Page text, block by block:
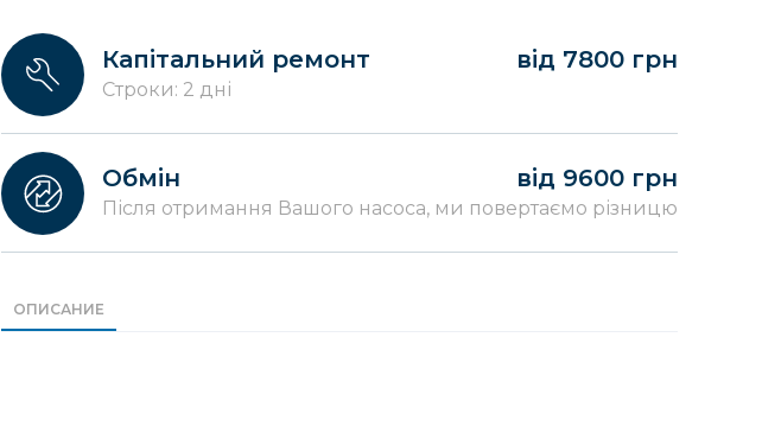
Капітальний ремонт від 7800 грн
Строки: 2 дні
Обмін від 9600 грн
Після отримання Вашого насоса, ми повертаємо різницю
ОПИСАНИЕ